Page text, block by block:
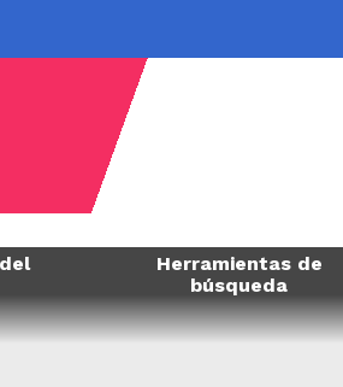
Herramientas de
búsqueda